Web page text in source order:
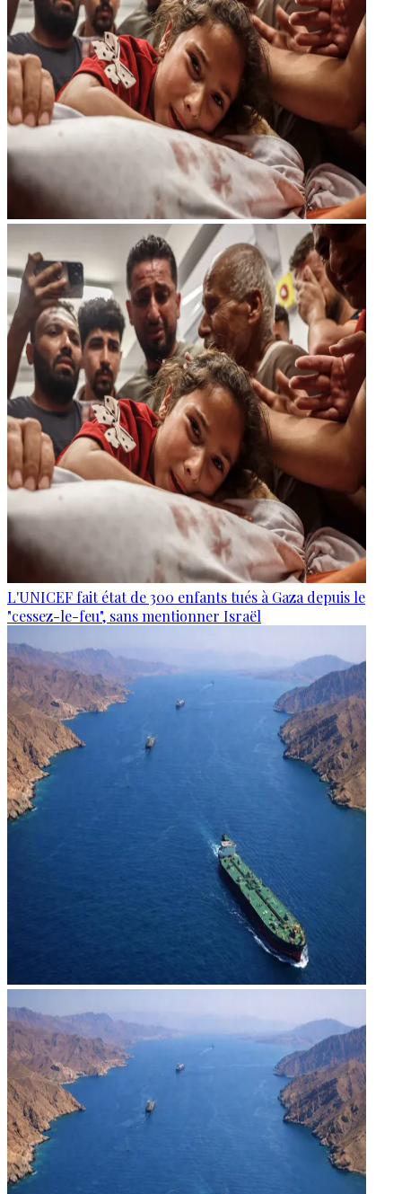
L'UNICEF fait état de 300 enfants tués à Gaza depuis le
"cessez-le-feu", sans mentionner Israël